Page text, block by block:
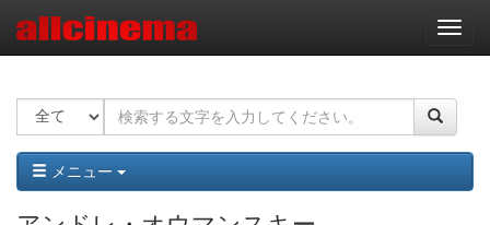
ナ
ビ
ー
ョ
ン
メニュー